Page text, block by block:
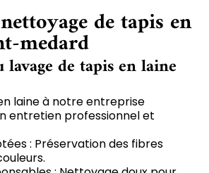
de tapis en
medard
lavage de tapis en laine
laine à notre entreprise
entretien professionnel et
: Préservation des fibres